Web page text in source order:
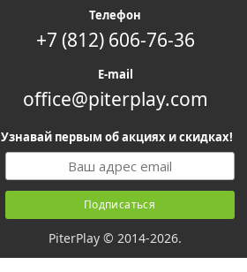
Телефон
+7 (812) 606-76-36
E-mail
office@piterplay.com
Узнавай первым об акциях и скидках!
PiterPlay © 2014-2026.